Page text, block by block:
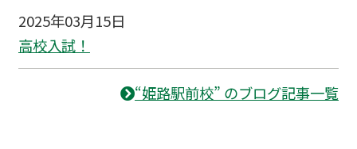
2025年03月15日
高校入試！
“姫路駅前校” のブログ記事一覧